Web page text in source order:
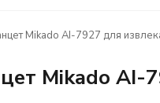
Mikado AI-7927 для
Mikado AI-